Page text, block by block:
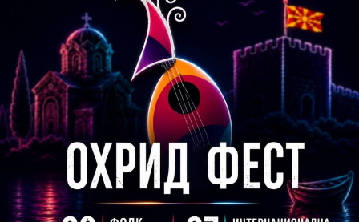
Во проектот се приклучува и сопругот на Гиговска,
Роберт Спасенцовски – Џокер, кој внесува
дополнителна енергија со својот рап дел. Зад
музичката реализација стојат Дарко Димитров и
Медо Цун, додека аранжманот е создаден во
соработка со Дамир Имери.